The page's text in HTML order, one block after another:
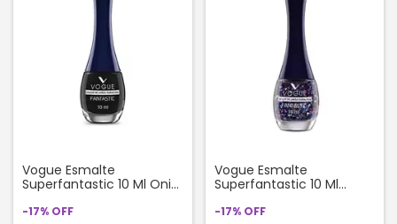
Vogue Esmalte
Superfantastic 10 Ml Onix
-17% OFF
Vogue Esmalte
Superfantastic 10 Ml
-17% OFF